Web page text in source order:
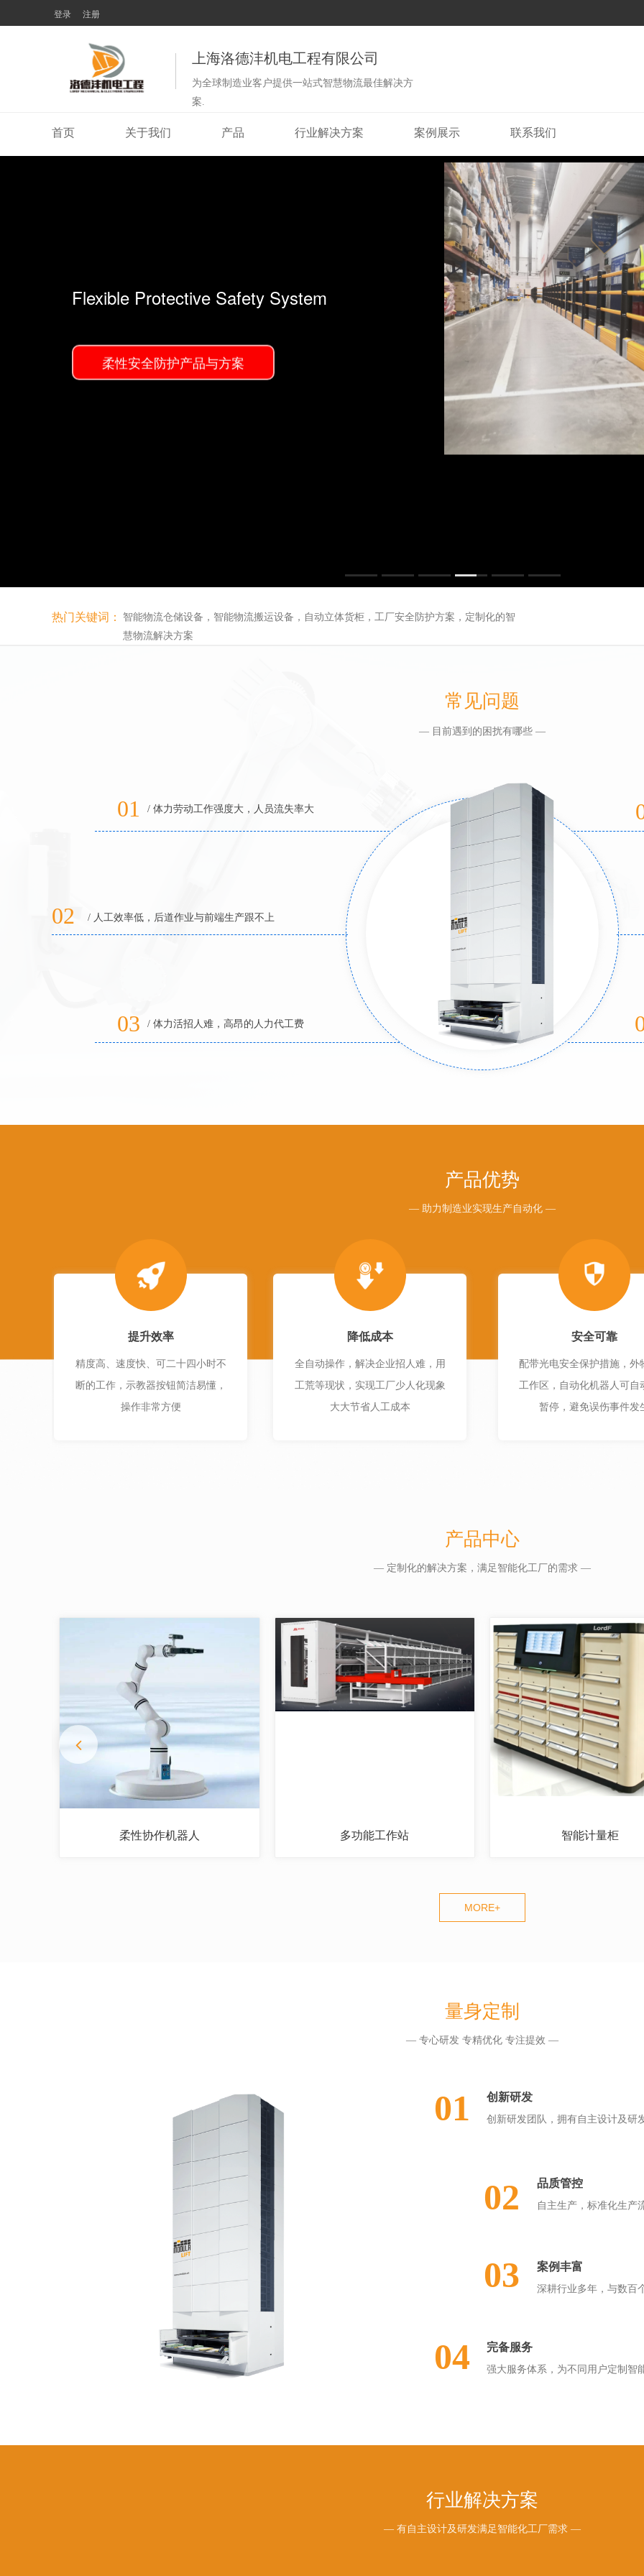
登录 注册
上海洛德沣机电工程有限公司
为全球制造业客户提供一站式智慧物流最佳解决方
案.
首页 关于我们 产品 行业解决方案 案例展示 联系我们
General Logistics
叉车，货架，托盘，高空
热门关键词：
智能物流仓储设备，智能物流搬运设备，自动立体货柜，工厂安全防护方案，定制化的智
慧物流解决方案
常见问题
— 目前遇到的困扰有哪些 —
01 / 体力劳动工作强度大，人员流失率大
02 / 人工效率低，后道作业与前端生产跟不上
03 / 体力活招人难，高昂的人力代工费
产品优势
— 助力制造业实现生产自动化 —
提升效率
精度高、速度快、可二十四小时不
断的工作，示教器按钮简洁易懂，
操作非常方便
降低成本 安全可靠
全自动操作，解决企业招人难，用
工荒等现状，实现工厂少人化现象
大大节省人工成本
配带光电安全保护措施，外
工作区，自动化机器人可自
暂停，避免误伤事件发
产品中心
— 定制化的解决方案，满足智能化工厂的需求 —
柔性协作机器人 多功能工作站 智能计量柜
MORE+
量身定制
— 专心研发 专精优化 专注提效 —
创新研发
创新研发团队，拥有自主设计及研
01
02 品质管控
自主生产，标准化生产
03 案例丰富
深耕行业多年，与数百
04 完备服务
强大服务体系，为不同用户定制智
行业解决方案
— 有自主设计及研发满足智能化工厂需求 —